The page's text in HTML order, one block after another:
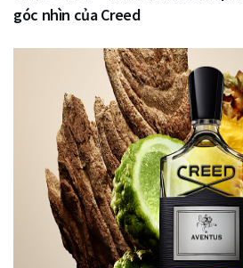
góc nhìn của Creed